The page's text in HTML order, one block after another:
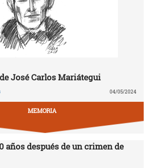
José Carlos Mariátegui
04/05/2024
MEMORIA
años después de un crimen de